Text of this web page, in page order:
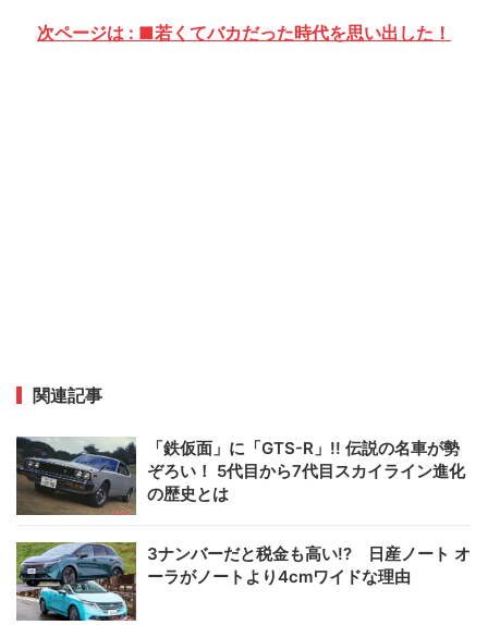
次ページは : ■若くてバカだった時代を思い出した！
関連記事
「鉄仮面」に「GTS-R」!! 伝説の名車が勢
ぞろい！ 5代目から7代目スカイライン進化
の歴史とは
3ナンバーだと税金も高い!? 日産ノート オ
ーラがノートより4cmワイドな理由